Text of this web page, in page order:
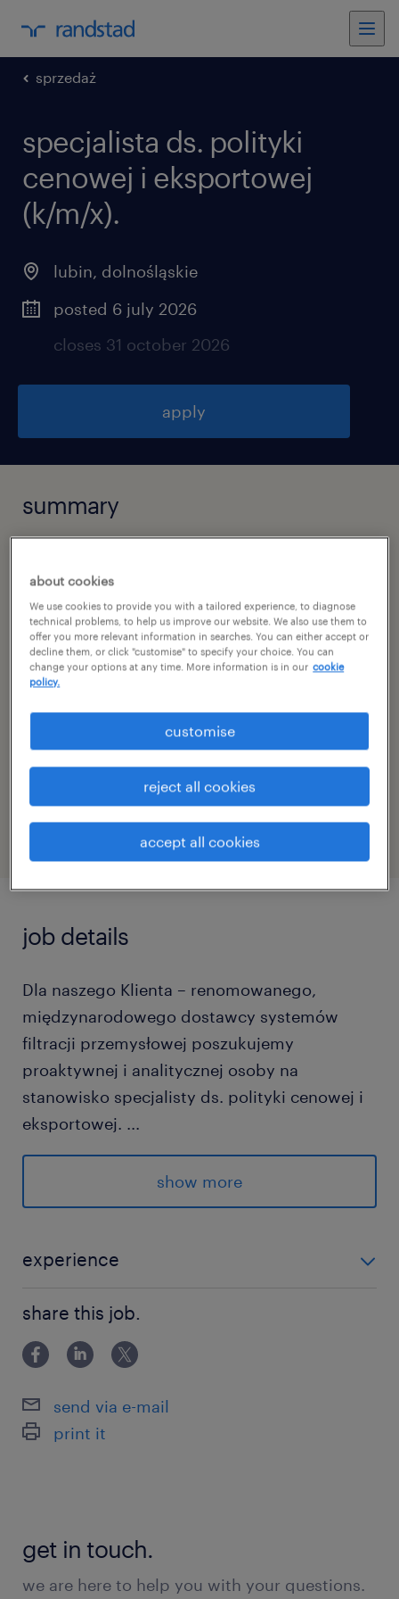
sprzedaż
specjalista ds. polityki
cenowej i eksportowej
(k/m/x).
lubin, dolnośląskie
posted 6 july 2026
closes 31 october 2026
apply
summary
praca stała
pełen etat
reference number
47111935
job details
Dla naszego Klienta – renomowanego,
międzynarodowego dostawcy systemów
filtracji przemysłowej poszukujemy
proaktywnej i analitycznej osoby na
stanowisko specjalisty ds. polityki cenowej i
eksportowej. ...
Jeśli posiadasz doświadczenie w zarządzaniu
strategią cenową, potrafisz sprawnie
poruszać się w środowisku baz danych i
rynkach międzynarodowych, ta oferta pracy
zadania
mapowanie trendów rynkowych
rabatowych
show more
experience
share this job.
send via e-mail
print it
get in touch.
we are here to help you with your questions.
about cookies
We use cookies to provide you with a tailored experience, to diagnose
technical problems, to help us improve our website. We also use them to
offer you more relevant information in searches. You can either accept or
decline them, or click "customise" to specify your choice. You can
change your options at any time. More information is in our cookie
policy.
accept all cookies
reject all cookies
customise